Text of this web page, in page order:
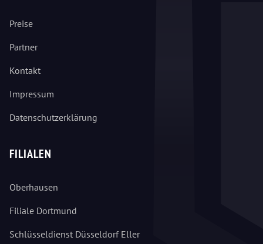
Preise
Partner
Kontakt
Impressum
Datenschutzerklärung
FILIALEN
Oberhausen
Filiale Dortmund
Schlüsseldienst Düsseldorf Eller